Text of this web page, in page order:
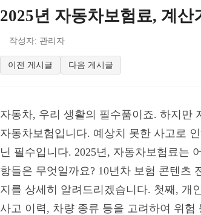
2025년 자동차보험료, 계산
작성자: 관리자
이전 게시글 다음 게시글
자동차, 우리 생활의 필수품이죠. 하지만
자동차보험입니다. 예상치 못한 사고로
닌 필수입니다. 2025년, 자동차보험료는
항들은 무엇일까요? 10년차 보험 콘텐츠
지를 상세히 알려드리겠습니다. 첫째, 개
사고 이력, 차량 종류 등을 고려하여 위